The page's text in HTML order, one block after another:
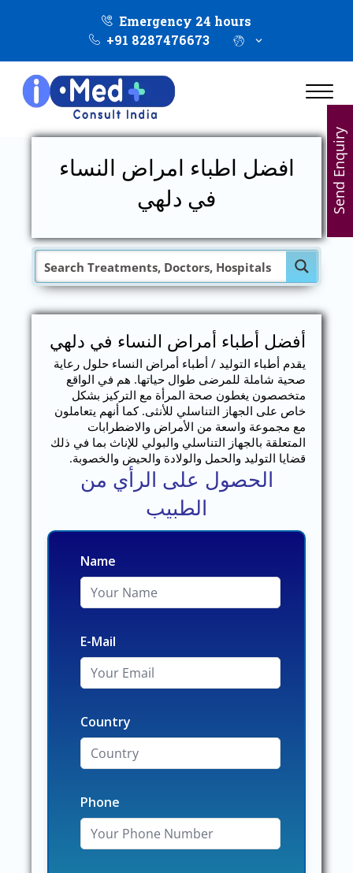
Emergency 24 hours
+91 8287476673
افضل اطباء امراض النساء
في دلهي
أفضل أطباء أمراض النساء في دلهي
يقدم أطباء التوليد / أطباء أمراض النساء حلول رعاية
صحية شاملة للمرضى طوال حياتها. هم في الواقع
متخصصون يغطون صحة المرأة مع التركيز بشكل
خاص على الجهاز التناسلي للأنثى. كما أنهم يتعاملون
مع مجموعة واسعة من الأمراض والاضطرابات
المتعلقة بالجهاز التناسلي والبولي للإناث بما في ذلك
قضايا التوليد والحمل والولادة والحيض والخصوبة.
الحصول على الرأي من
الطبيب
Name
E-Mail
Country
Phone
Send Enquiry